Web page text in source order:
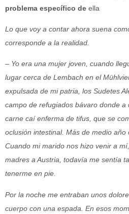
problema específico de ella
Lo que voy a contar ahora suena
corresponde a la realidad.
– Yo era una mujer joven, cuando
lugar cerca de Lembach en el
expulsada de mi patria, los Sudetes
campo de refugiados bávaro donde
carne caí enferma de tifus, que se
oclusión intestinal. Más de medio año
Cuando mi marido nos hizo venir a
madres a Austria, todavía me sentía
tenerme en pie.
Por la noche me entraban unos
cuerpo con una espada. En esos